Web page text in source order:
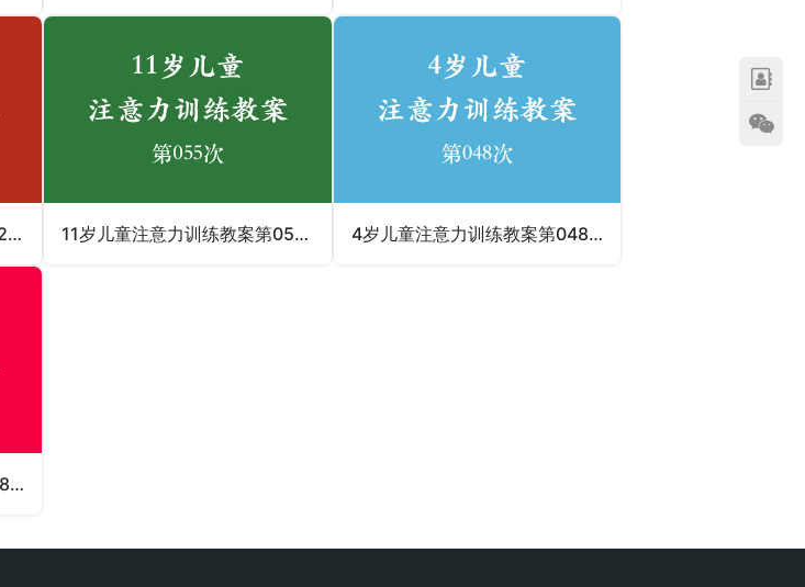
12岁儿童注意力训练教案第027次 共96次 11岁儿童注意力训练教案第055次 共96次 4岁儿童注意力训练教案第048次 共96次
4岁儿童注意力训练教案第088次 共96次